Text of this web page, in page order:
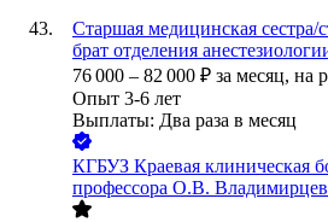
Старшая медицинская
брат отделения
76 000 – 82 000 ₽ за месяц, на
Опыт 3-6 лет
Выплаты: Два раза в месяц
КГБУЗ Краевая клиническая
профессора О.В.